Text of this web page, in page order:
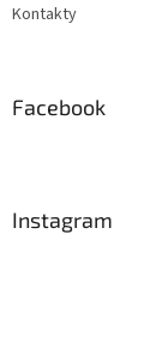
Kontakty
Facebook
Instagram